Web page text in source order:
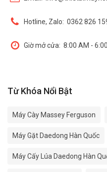
Hotline, Zalo: 0362 826
Giờ mở cửa: 8:00 AM -
Từ Khóa Nổi Bật
Máy Cày Massey Ferguson
Máy Gặt Daedong Hàn Quốc
Máy Cấy Lúa Daedong Hàn